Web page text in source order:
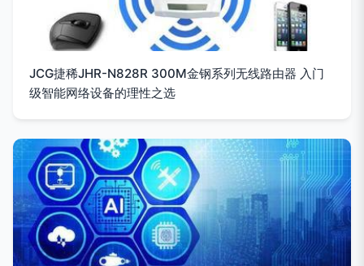
JCG捷稀JHR-N828R 300M金钢系列无线路由器 入门
级智能网络设备的理性之选